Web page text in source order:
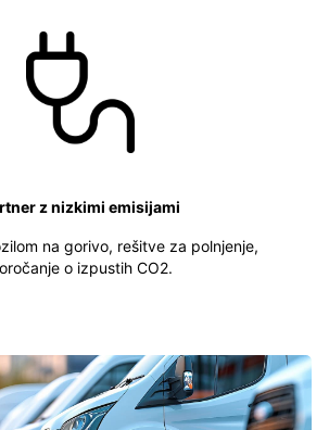
z nizkimi emisijami
na gorivo, rešitve za polnjenje,
o izpustih CO2.